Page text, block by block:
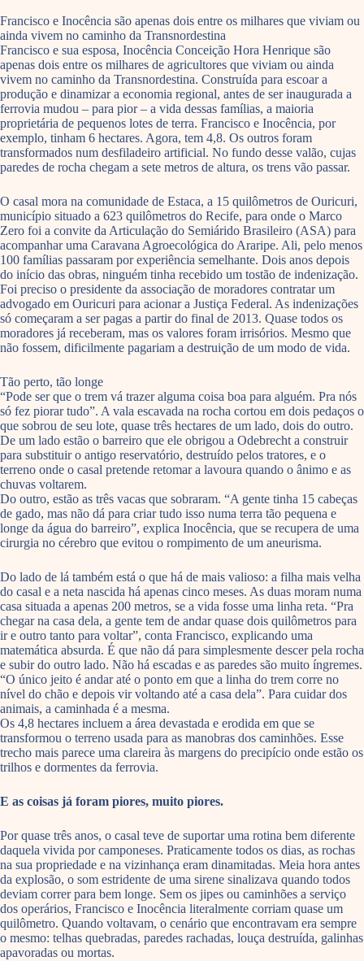
Francisco e Inocência são apenas dois entre os milhares que viviam ou
ainda vivem no caminho da Transnordestina
Francisco e sua esposa, Inocência Conceição Hora Henrique são
apenas dois entre os milhares de agricultores que viviam ou ainda
vivem no caminho da Transnordestina. Construída para escoar a
produção e dinamizar a economia regional, antes de ser inaugurada a
ferrovia mudou – para pior – a vida dessas famílias, a maioria
proprietária de pequenos lotes de terra. Francisco e Inocência, por
exemplo, tinham 6 hectares. Agora, tem 4,8. Os outros foram
transformados num desfiladeiro artificial. No fundo desse valão, cujas
paredes de rocha chegam a sete metros de altura, os trens vão passar.
O casal mora na comunidade de Estaca, a 15 quilômetros de Ouricuri,
município situado a 623 quilômetros do Recife, para onde o Marco
Zero foi a convite da Articulação do Semiárido Brasileiro (ASA) para
acompanhar uma Caravana Agroecológica do Araripe. Ali, pelo menos
100 famílias passaram por experiência semelhante. Dois anos depois
do início das obras, ninguém tinha recebido um tostão de indenização.
Foi preciso o presidente da associação de moradores contratar um
advogado em Ouricuri para acionar a Justiça Federal. As indenizações
só começaram a ser pagas a partir do final de 2013. Quase todos os
moradores já receberam, mas os valores foram irrisórios. Mesmo que
não fossem, dificilmente pagariam a destruição de um modo de vida.
Tão perto, tão longe
“Pode ser que o trem vá trazer alguma coisa boa para alguém. Pra nós
só fez piorar tudo”. A vala escavada na rocha cortou em dois pedaços o
que sobrou de seu lote, quase três hectares de um lado, dois do outro.
De um lado estão o barreiro que ele obrigou a Odebrecht a construir
para substituir o antigo reservatório, destruído pelos tratores, e o
terreno onde o casal pretende retomar a lavoura quando o ânimo e as
chuvas voltarem.
Do outro, estão as três vacas que sobraram. “A gente tinha 15 cabeças
de gado, mas não dá para criar tudo isso numa terra tão pequena e
longe da água do barreiro”, explica Inocência, que se recupera de uma
cirurgia no cérebro que evitou o rompimento de um aneurisma.
Do lado de lá também está o que há de mais valioso: a filha mais velha
do casal e a neta nascida há apenas cinco meses. As duas moram numa
casa situada a apenas 200 metros, se a vida fosse uma linha reta. “Pra
chegar na casa dela, a gente tem de andar quase dois quilômetros para
ir e outro tanto para voltar”, conta Francisco, explicando uma
matemática absurda. É que não dá para simplesmente descer pela rocha
e subir do outro lado. Não há escadas e as paredes são muito íngremes.
“O único jeito é andar até o ponto em que a linha do trem corre no
nível do chão e depois vir voltando até a casa dela”. Para cuidar dos
animais, a caminhada é a mesma.
Os 4,8 hectares incluem a área devastada e erodida em que se
transformou o terreno usada para as manobras dos caminhões. Esse
trecho mais parece uma clareira às margens do precipício onde estão os
trilhos e dormentes da ferrovia.
E as coisas já foram piores, muito piores.
Por quase três anos, o casal teve de suportar uma rotina bem diferente
daquela vivida por camponeses. Praticamente todos os dias, as rochas
na sua propriedade e na vizinhança eram dinamitadas. Meia hora antes
da explosão, o som estridente de uma sirene sinalizava quando todos
deviam correr para bem longe. Sem os jipes ou caminhões a serviço
dos operários, Francisco e Inocência literalmente corriam quase um
quilômetro. Quando voltavam, o cenário que encontravam era sempre
o mesmo: telhas quebradas, paredes rachadas, louça destruída, galinhas
apavoradas ou mortas.